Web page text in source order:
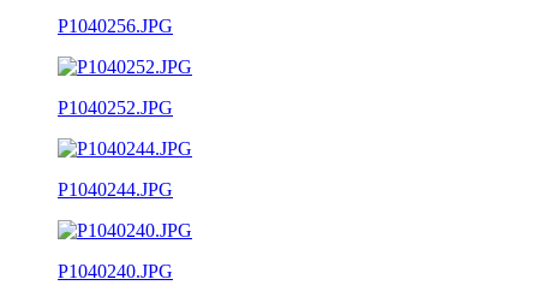
P1040256.JPG
P1040252.JPG
P1040244.JPG
P1040240.JPG